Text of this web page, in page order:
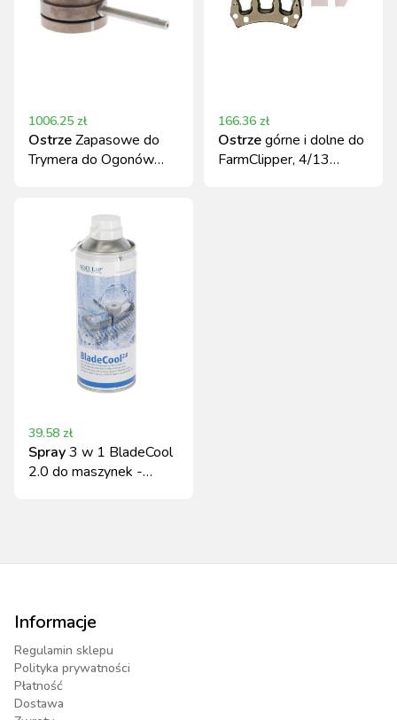
1006.25 zł
OstrzeZapasowe do
Trymera do Ogonów
166.36 zł
Ostrzegórne i dolne do
FarmClipper, 4/13
39.58 zł
Spray3 w 1 BladeCool
2.0 do maszynek -
Informacje
Regulamin sklepu
Polityka prywatności
Płatność
Dostawa